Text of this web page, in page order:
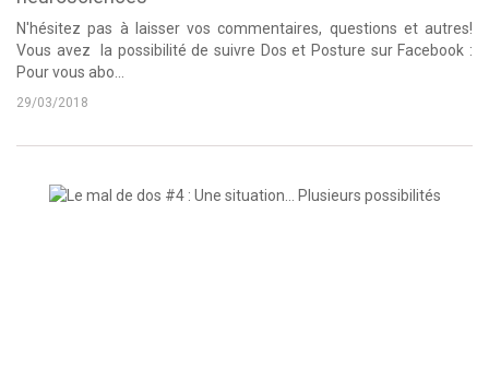
N'hésitez pas à laisser vos commentaires, questions et autres!
Vous avez la possibilité de suivre Dos et Posture sur Facebook :
Pour vous abo...
29/03/2018